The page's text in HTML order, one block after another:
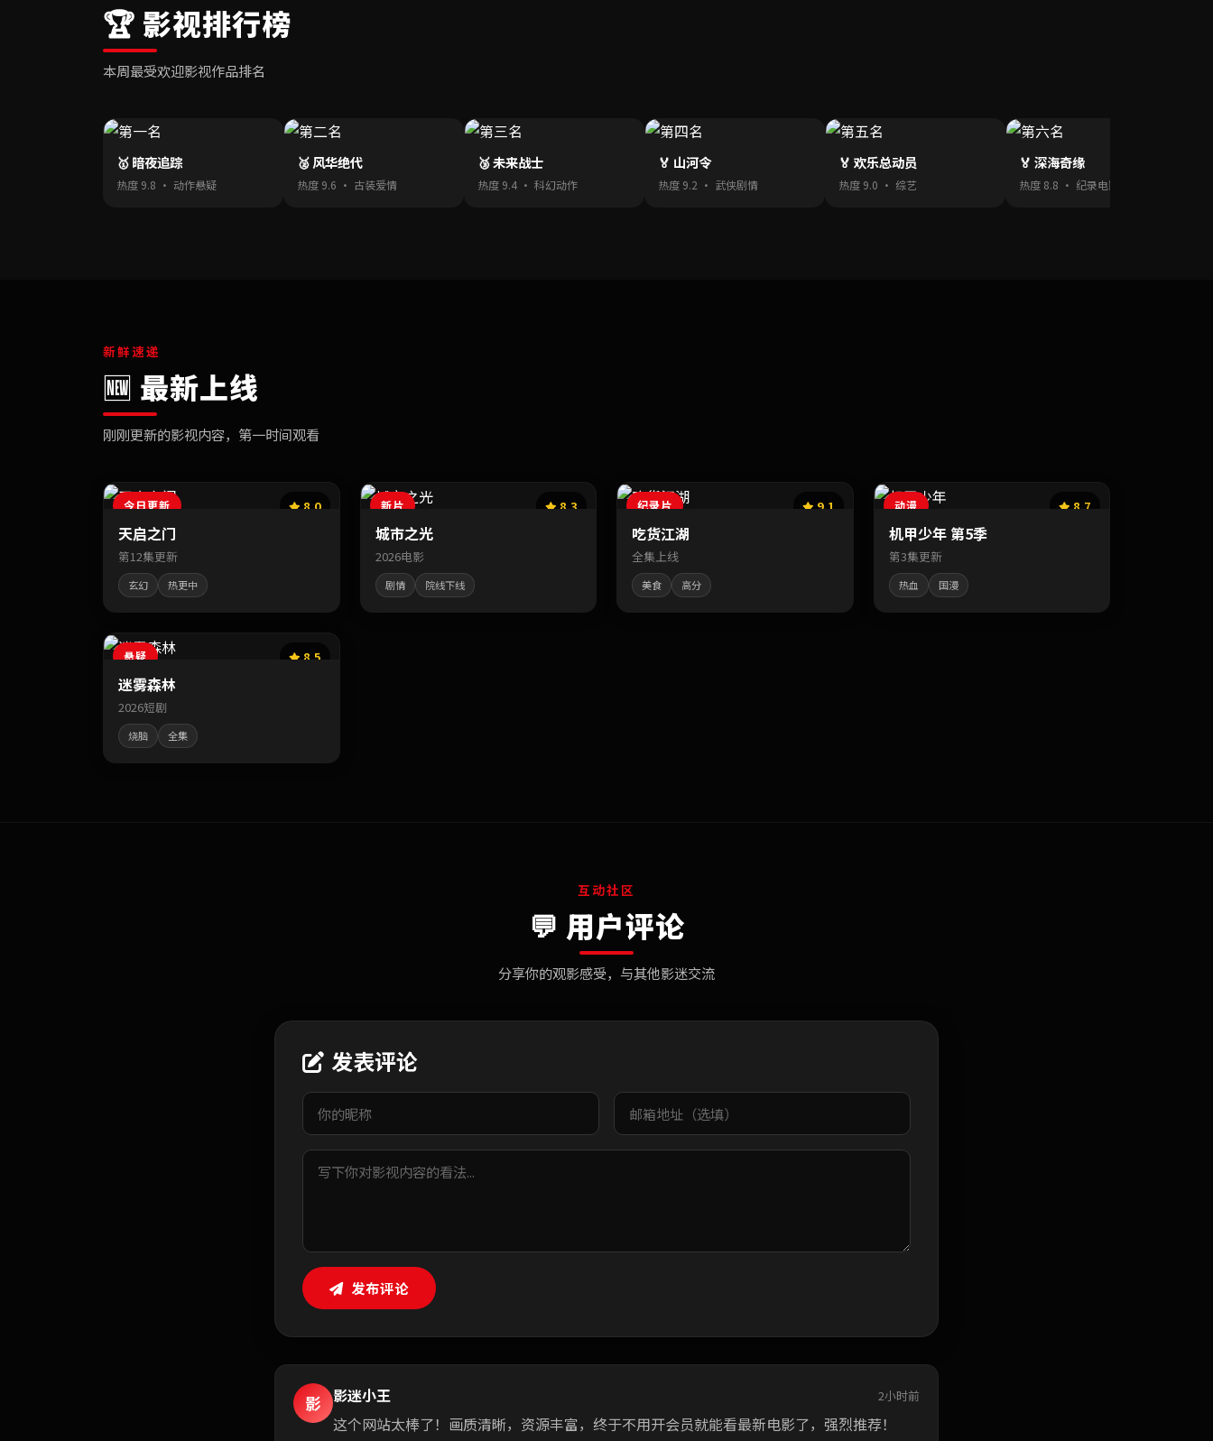
🏆 影视排行榜
本周最受欢迎影视作品排名
🥇 暗夜追踪
热度 9.8 · 动作悬疑
🥈 风华绝代
热度 9.6 · 古装爱情
🥉 未来战士
热度 9.4 · 科幻动作
🏅 山河令
热度 9.2 · 武侠剧情
🏅 欢乐总动员
热度 9.0 · 综艺
🏅 深海奇缘
热度 8.8 · 纪录电影
新鲜速递
🆕 最新上线
刚刚更新的影视内容，第一时间观看
今日更新 8.0
天启之门
第12集更新
玄幻 热更中
新片 8.3
城市之光
2026电影
剧情 院线下线
纪录片 9.1
吃货江湖
全集上线
美食 高分
动漫 8.7
机甲少年 第5季
第3集更新
热血 国漫
悬疑 8.5
迷雾森林
2026短剧
烧脑 全集
互动社区
💬 用户评论
分享你的观影感受，与其他影迷交流
发表评论
发布评论
影 影迷小王 2小时前
这个网站太棒了！画质清晰，资源丰富，终于不用开会员就能看最新电影了，强烈推荐！